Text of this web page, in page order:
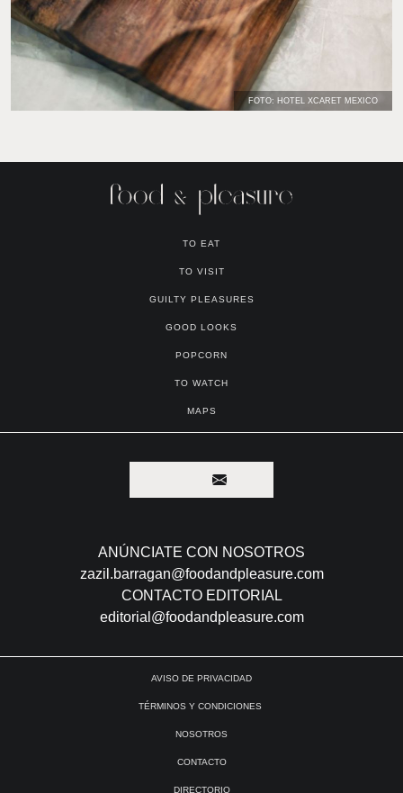
POPCORN
ANÚNCIATE CON NOSOTROS
editorial@foodandpleasure.com